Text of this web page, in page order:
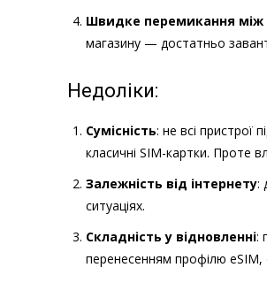
Швидке перемикання між
магазину — достатньо
Недоліки:
Сумісність: не всі пристрої
класичні SIM-картки. Проте
Залежність від інтернету:
ситуаціях.
Складність у відновленні:
перенесенням профілю